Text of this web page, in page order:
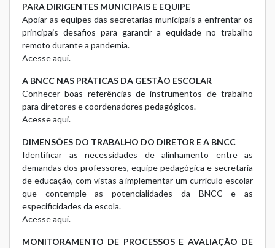
PARA DIRIGENTES MUNICIPAIS E EQUIPE
Apoiar as equipes das secretarias municipais a enfrentar os
principais desafios para garantir a equidade no trabalho
remoto durante a pandemia.
Acesse aqui.
A BNCC NAS PRÁTICAS DA GESTÃO ESCOLAR
Conhecer boas referências de instrumentos de trabalho
para diretores e coordenadores pedagógicos.
Acesse aqui.
DIMENSÕES DO TRABALHO DO DIRETOR E A BNCC
Identificar as necessidades de alinhamento entre as
demandas dos professores, equipe pedagógica e secretaria
de educação, com vistas a implementar um currículo escolar
que contemple as potencialidades da BNCC e as
especificidades da escola.
Acesse aqui.
MONITORAMENTO DE PROCESSOS E AVALIAÇÃO DE